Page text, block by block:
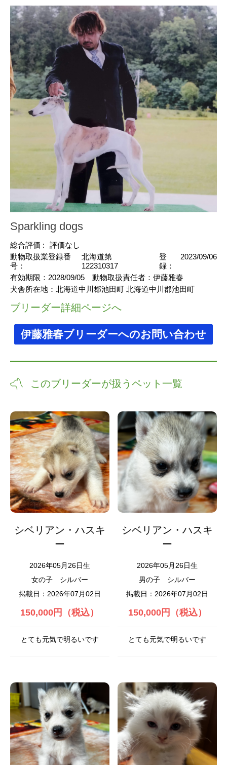
Sparkling dogs
総合評価 :
評価なし
動物取扱業登録番
号：
北海道第
122310317
登
録：
2023/09/06
有効期限： 2028/09/05 動物取扱責任者： 伊藤雅春
犬舎所在地： 北海道中川郡池田町 北海道中川郡池田町
ブリーダー詳細ページへ
伊藤雅春ブリーダーへのお問い合わせ
このブリーダーが扱うペット一覧
シベリアン・ハスキ
ー
2026年05月26日生
女の子
シルバー
掲載日：2026年07月02日
150,000円（税込）
とても元気で明るいです
シベリアン・ハスキ
ー
2026年05月26日生
男の子
シルバー
掲載日：2026年07月02日
150,000円（税込）
とても元気で明るいです